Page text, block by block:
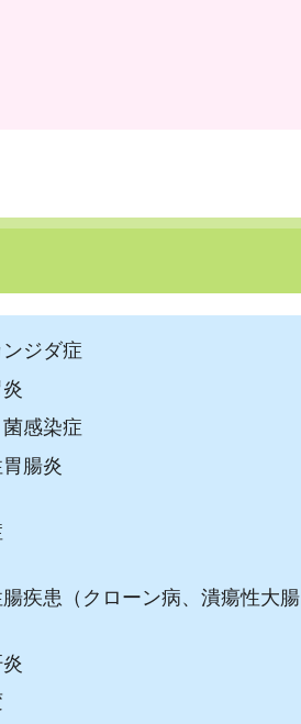
ジダ症
感染症
腸炎
疾患（クローン病、潰瘍性大腸